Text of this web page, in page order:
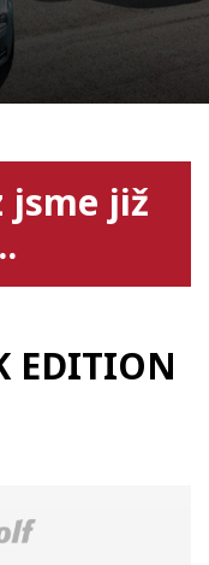
jsme již
EDITION